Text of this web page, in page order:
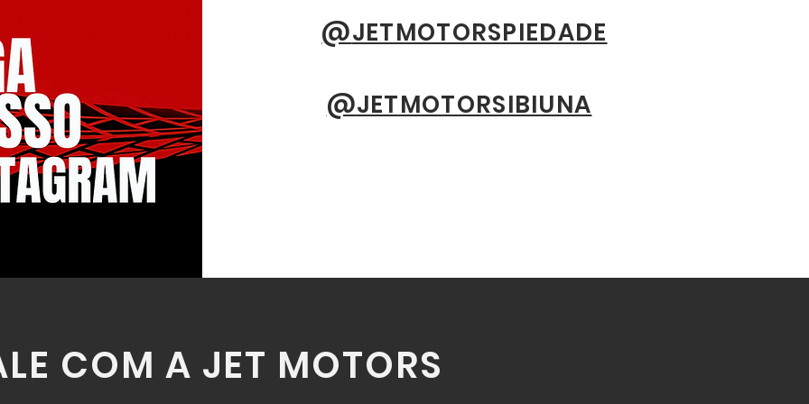
@JETMOTORSPIEDADE
@JETMOTORSIBIUNA
COM A JET MOTORS